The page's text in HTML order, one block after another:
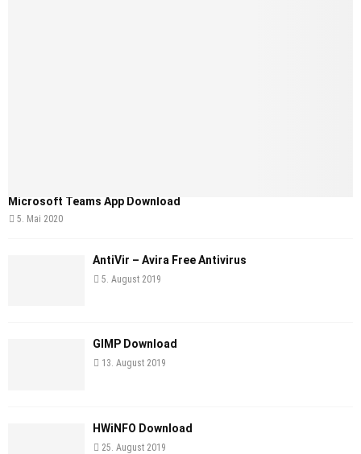
Microsoft Teams App Download
5. Mai 2020
AntiVir – Avira Free Antivirus
5. August 2019
GIMP Download
13. August 2019
HWiNFO Download
25. August 2019